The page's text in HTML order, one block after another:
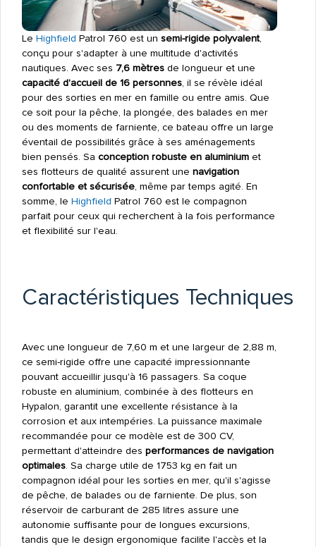
Le Highfield Patrol 760 est un semi-rigide polyvalent,
conçu pour s'adapter à une multitude d'activités
nautiques. Avec ses 7,6 mètresde longueur et une
capacité d'accueil de 16 personnes, il se révèle idéal
pour des sorties en mer en famille ou entre amis. Que
ce soit pour la pêche, la plongée, des balades en mer
ou des moments de farniente, ce bateau offre un large
éventail de possibilités grâce à ses aménagements
bien pensés. Sa conception robuste en aluminiumet
ses flotteurs de qualité assurent une navigation
confortable et sécurisée, même par temps agité. En
somme, le Highfield Patrol 760 est le compagnon
parfait pour ceux qui recherchent à la fois performance
et flexibilité sur l'eau.
Caractéristiques Techniques
Avec une longueur de 7,60 m et une largeur de 2,88 m,
ce semi-rigide offre une capacité impressionnante
pouvant accueillir jusqu'à 16 passagers. Sa coque
robuste en aluminium, combinée à des flotteurs en
Hypalon, garantit une excellente résistance à la
corrosion et aux intempéries. La puissance maximale
recommandée pour ce modèle est de 300 CV,
permettant d'atteindre des performances de navigation
optimales. Sa charge utile de 1753 kg en fait un
compagnon idéal pour les sorties en mer, qu'il s'agisse
de pêche, de balades ou de farniente. De plus, son
réservoir de carburant de 285 litres assure une
autonomie suffisante pour de longues excursions,
tandis que le design ergonomique facilite l'accès et la